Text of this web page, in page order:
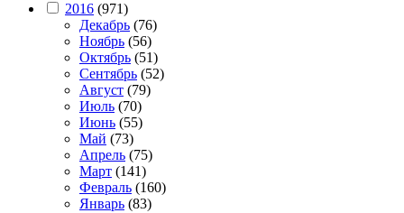
2016 (971)
Декабрь (76)
Ноябрь (56)
Октябрь (51)
Сентябрь (52)
Август (79)
Июль (70)
Июнь (55)
Май (73)
Апрель (75)
Март (141)
Февраль (160)
Январь (83)